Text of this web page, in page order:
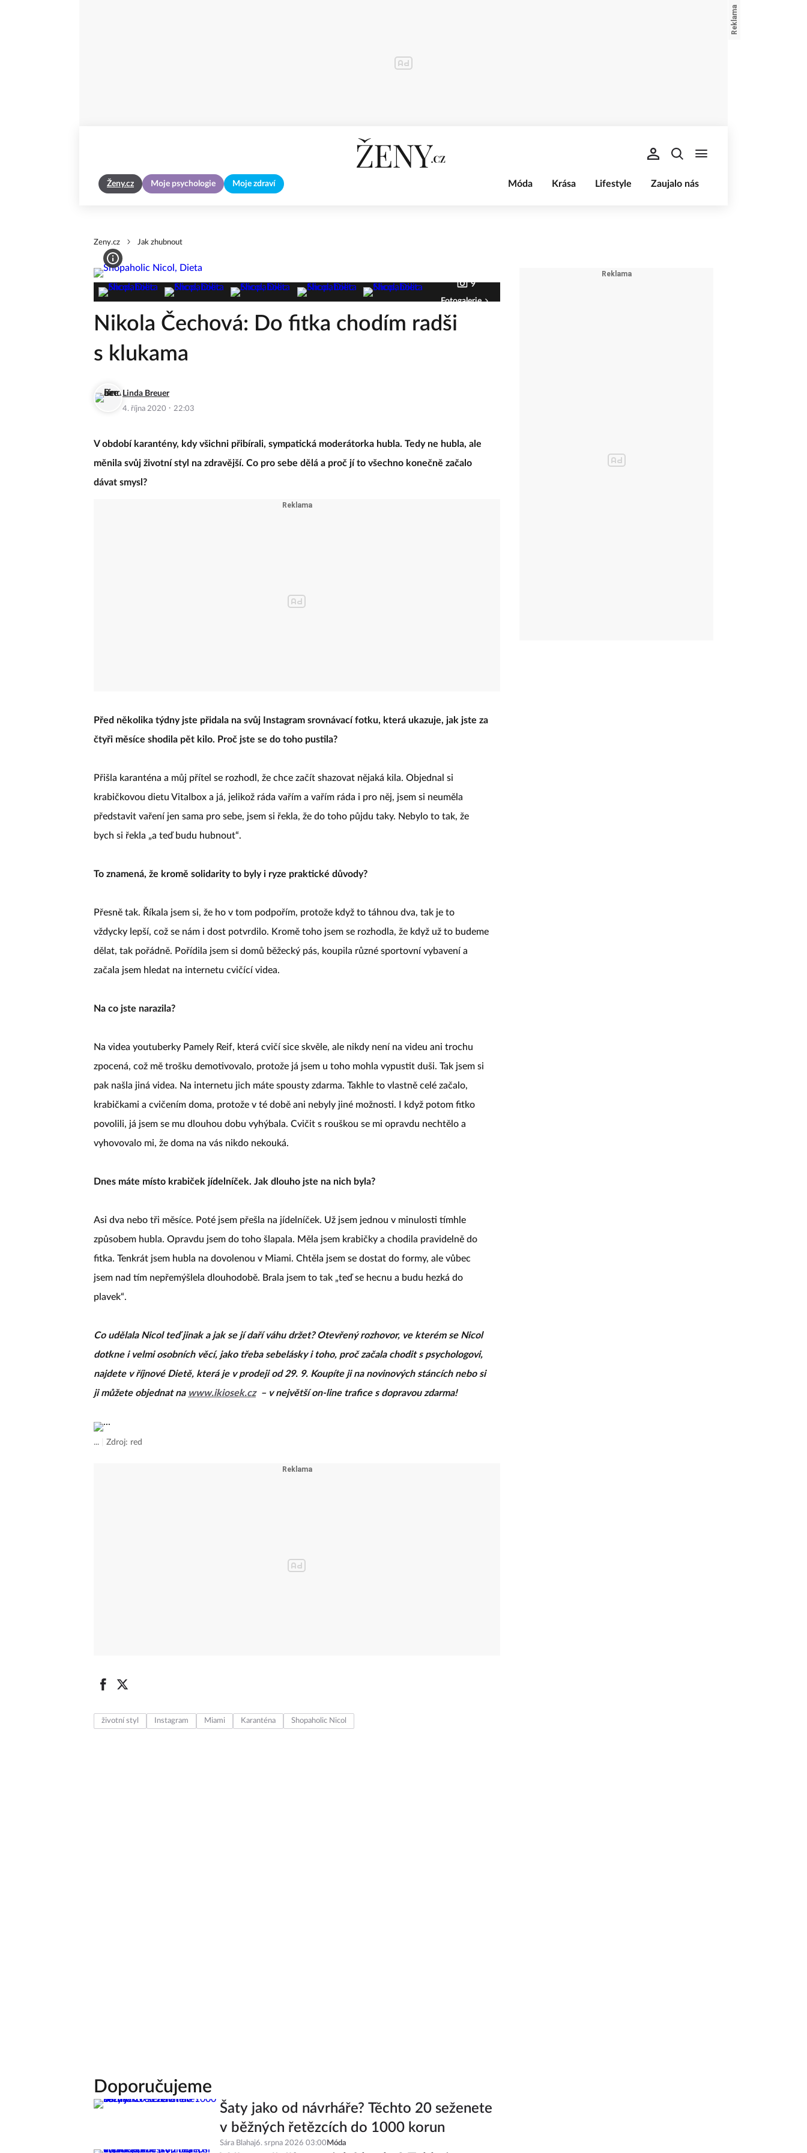
Ženy.cz Moje psychologie Moje zdraví Móda Krása Lifestyle Zaujalo nás
Zeny.cz Jak zhubnout
9
Fotogalerie
Nikola Čechová: Do fitka chodím radši
s klukama
Linda Breuer
4. října 2020 · 22:03
V období karantény, kdy všichni přibírali, sympatická moderátorka hubla. Tedy ne hubla, ale
měnila svůj životní styl na zdravější. Co pro sebe dělá a proč jí to všechno konečně začalo
dávat smysl?
Před několika týdny jste přidala na svůj Instagram srovnávací fotku, která ukazuje, jak jste za
čtyři měsíce shodila pět kilo. Proč jste se do toho pustila?
Přišla karanténa a můj přítel se rozhodl, že chce začít shazovat nějaká kila. Objednal si
krabičkovou dietu Vitalbox a já, jelikož ráda vařím a vařím ráda i pro něj, jsem si neuměla
představit vaření jen sama pro sebe, jsem si řekla, že do toho půjdu taky. Nebylo to tak, že
bych si řekla „a teď budu hubnout“.
To znamená, že kromě solidarity to byly i ryze praktické důvody?
Přesně tak. Říkala jsem si, že ho v tom podpořím, protože když to táhnou dva, tak je to
vždycky lepší, což se nám i dost potvrdilo. Kromě toho jsem se rozhodla, že když už to budeme
dělat, tak pořádně. Pořídila jsem si domů běžecký pás, koupila různé sportovní vybavení a
začala jsem hledat na internetu cvičící videa.
Na co jste narazila?
Na videa youtuberky Pamely Reif, která cvičí sice skvěle, ale nikdy není na videu ani trochu
zpocená, což mě trošku demotivovalo, protože já jsem u toho mohla vypustit duši. Tak jsem si
pak našla jiná videa. Na internetu jich máte spousty zdarma. Takhle to vlastně celé začalo,
krabičkami a cvičením doma, protože v té době ani nebyly jiné možnosti. I když potom fitko
povolili, já jsem se mu dlouhou dobu vyhýbala. Cvičit s rouškou se mi opravdu nechtělo a
vyhovovalo mi, že doma na vás nikdo nekouká.
Dnes máte místo krabiček jídelníček. Jak dlouho jste na nich byla?
Asi dva nebo tři měsíce. Poté jsem přešla na jídelníček. Už jsem jednou v minulosti tímhle
způsobem hubla. Opravdu jsem do toho šlapala. Měla jsem krabičky a chodila pravidelně do
fitka. Tenkrát jsem hubla na dovolenou v Miami. Chtěla jsem se dostat do formy, ale vůbec
jsem nad tím nepřemýšlela dlouhodobě. Brala jsem to tak „teď se hecnu a budu hezká do
plavek“.
Co udělala Nicol teď jinak a jak se jí daří váhu držet? Otevřený rozhovor, ve kterém se Nicol
dotkne i velmi osobních věcí, jako třeba sebelásky i toho, proč začala chodit s psychologovi,
najdete v říjnové Dietě, která je v prodeji od 29. 9. Koupíte ji na novinových stáncích nebo si
ji můžete objednat na www.ikiosek.cz – v největší on-line trafice s dopravou zdarma!
... Zdroj: red
životní styl Instagram Miami Karanténa Shopaholic Nicol
Doporučujeme
Šaty jako od návrháře? Těchto 20 seženete
v běžných řetězcích do 1000 korun
Sára Blahaj6. srpna 2026 03:00 Móda